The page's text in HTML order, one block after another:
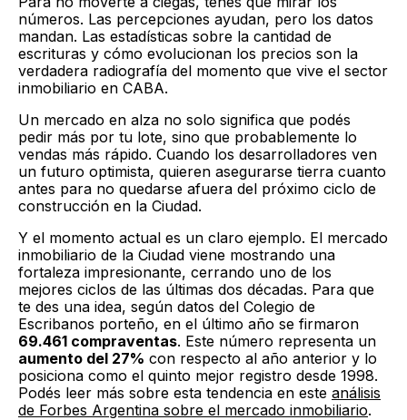
números. Las percepciones ayudan, pero los datos
mandan. Las estadísticas sobre la cantidad de
escrituras y cómo evolucionan los precios son la
verdadera radiografía del momento que vive el sector
inmobiliario en CABA.
Un mercado en alza no solo significa que podés
pedir más por tu lote, sino que probablemente lo
vendas más rápido. Cuando los desarrolladores ven
un futuro optimista, quieren asegurarse tierra cuanto
antes para no quedarse afuera del próximo ciclo de
construcción en la Ciudad.
Y el momento actual es un claro ejemplo. El mercado
inmobiliario de la Ciudad viene mostrando una
fortaleza impresionante, cerrando uno de los
mejores ciclos de las últimas dos décadas. Para que
te des una idea, según datos del Colegio de
Escribanos porteño, en el último año se firmaron
69.461 compraventas. Este número representa un
aumento del 27% con respecto al año anterior y lo
posiciona como el quinto mejor registro desde 1998.
Podés leer más sobre esta tendencia en este análisis
de Forbes Argentina sobre el mercado inmobiliario.